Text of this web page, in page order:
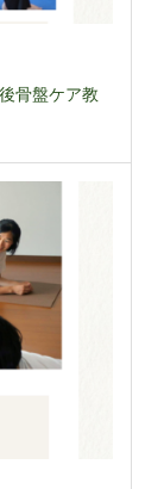
骨盤ケア教